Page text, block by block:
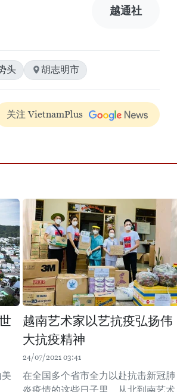
越通社
头 胡志明市
关注 VietnamPlus
越南艺术家以艺抗疫弘扬伟
大抗疫精神
24/07/2021 03:41
在全国多个省市全力以赴抗击新冠肺